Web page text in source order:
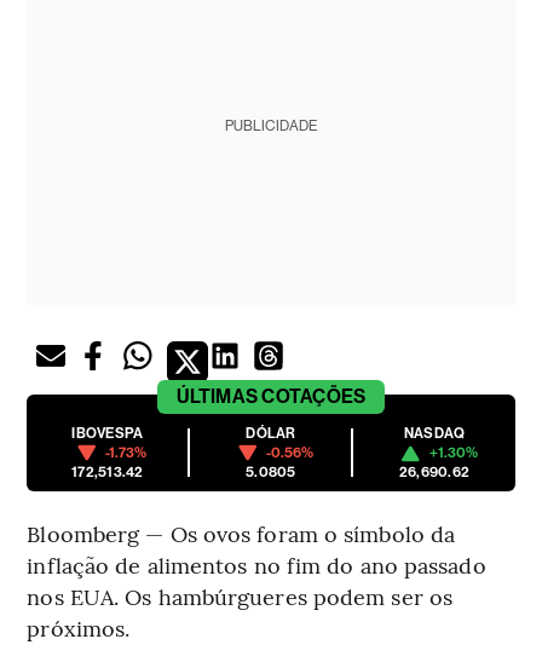
PUBLICIDADE
ÚLTIMASCOTAÇÕES
IBOVESPA
-1.73%
172,513.42
DÓLAR
-0.56%
5.0805
NASDAQ
+1.30%
26,690.62
Bloomberg — Os ovos foram o símbolo da
inflação de alimentos no fim do ano passado
nos EUA. Os hambúrgueres podem ser os
próximos.